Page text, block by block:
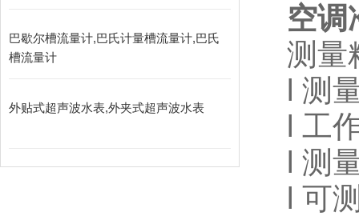
巴歇尔槽流量计,巴氏计量槽流量计,巴氏
槽流量计
外贴式超声波水表,外夹式超声波水表
空调
测量
l 测
l 工
l 测
l 可